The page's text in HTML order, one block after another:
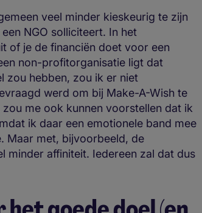
veel minder kieskeurig te zijn
NGO solliciteert. In het
of je de financiën doet voor een
non-profitorganisatie ligt dat
zou hebben, zou ik er niet
werd om bij Make-A-Wish te
me ook kunnen voorstellen dat ik
ik daar een emotionele band mee
Maar met, bijvoorbeeld, de
minder affiniteit. Iedereen zal dat dus